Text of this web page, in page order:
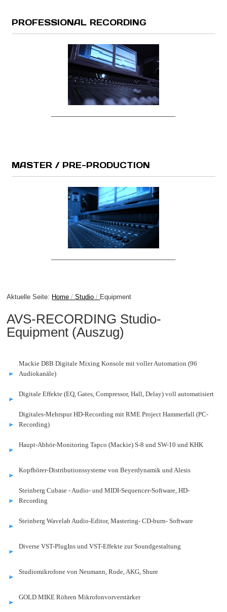
PROFESSIONAL RECORDING
MASTER / PRE-PRODUCTION
Aktuelle Seite: Home Studio Equipment
AVS-RECORDING Studio-
Equipment (Auszug)
Mackie D8B Digitale Mixing Konsole mit voller Automation (96
Audiokanäle)
Digitale Effekte (EQ, Gates, Compressor, Hall, Delay) voll automatisiert
Digitales-Mehrspur HD-Recording mit RME Project Hammerfall (PC-
Recording)
Haupt-Abhör-Monitoring Tapco (Mackie) S-8 und SW-10 und KHK
Kopfhörer-Distributionssysteme von Beyerdynamik und Alesis
Steinberg Cubase - Audio- und MIDI-Sequencer-Software, HD-
Recording
Steinberg Wavelab Audio-Editor, Mastering- CD-burn- Software
Diverse VST-PlugIns und VST-Effekte zur Soundgestaltung
Studiomikrofone von Neumann, Rode, AKG, Shure
GOLD MIKE Röhren Mikrofonvorverstärker